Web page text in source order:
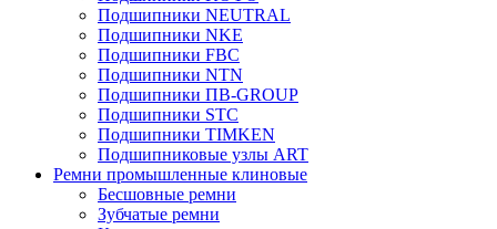
Подшипники NEUTRAL
Подшипники NKE
Подшипники FBC
Подшипники NTN
Подшипники ПВ-GROUP
Подшипники STC
Подшипники TIMKEN
Подшипниковые узлы ART
Ремни промышленные клиновые
Бесшовные ремни
Зубчатые ремни